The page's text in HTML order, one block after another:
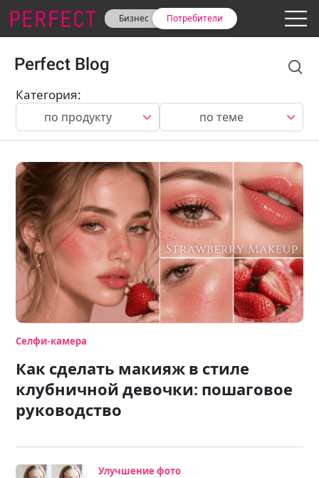
Бизнес Потребители
Perfect Blog
Категория:
по продукту по теме
Селфи-камера
Как сделать макияж в стиле
клубничной девочки: пошаговое
руководство
Улучшение фото